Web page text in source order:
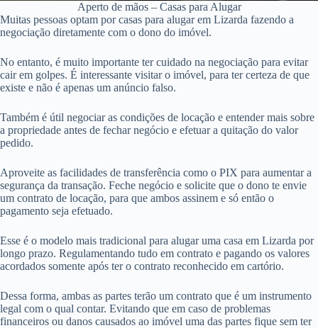
Aperto de mãos – Casas para Alugar
Muitas pessoas optam por casas para alugar em Lizarda fazendo a
negociação diretamente com o dono do imóvel.
No entanto, é muito importante ter cuidado na negociação para evitar
cair em golpes. É interessante visitar o imóvel, para ter certeza de que
existe e não é apenas um anúncio falso.
Também é útil negociar as condições de locação e entender mais sobre
a propriedade antes de fechar negócio e efetuar a quitação do valor
pedido.
Aproveite as facilidades de transferência como o PIX para aumentar a
segurança da transação. Feche negócio e solicite que o dono te envie
um contrato de locação, para que ambos assinem e só então o
pagamento seja efetuado.
Esse é o modelo mais tradicional para alugar uma casa em Lizarda por
longo prazo. Regulamentando tudo em contrato e pagando os valores
acordados somente após ter o contrato reconhecido em cartório.
Dessa forma, ambas as partes terão um contrato que é um instrumento
legal com o qual contar. Evitando que em caso de problemas
financeiros ou danos causados ao imóvel uma das partes fique sem ter